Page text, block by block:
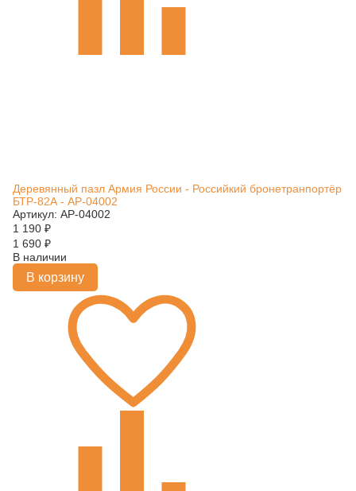
Деревянный пазл Армия России - Российкий бронетранпортёр
БТР-82А - АР-04002
Артикул: АР-04002
1 190 ₽
1 690 ₽
В наличии
В корзину